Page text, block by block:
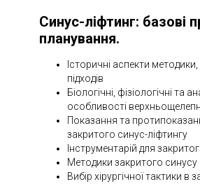
Синус-ліфтинг: базові
планування.
Історичні аспекти
підходів
Біологічні, фізіологічні та
особливості
Показання та
закритого синус-ліфтингу
Інструментарій для
Методики закритого синусу
Вибір хірургічної тактики в